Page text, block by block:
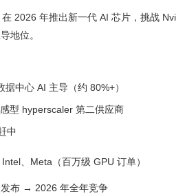
2026 年推出新一代 AI 芯片，挑战 Nvi
地位。
中心 AI 主导（约 80%+）
型 hyperscaler 第二供应商
中
、Meta（百万级 GPU 订单）
布 → 2026 年全年竞争